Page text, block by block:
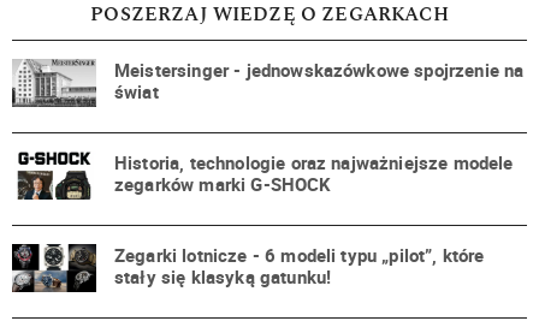
POSZERZAJ WIEDZĘ O ZEGARKACH
Meistersinger - jednowskazówkowe spojrzenie na
świat
Historia, technologie oraz najważniejsze modele
zegarków marki G-SHOCK
Zegarki lotnicze - 6 modeli typu „pilot”, które
stały się klasyką gatunku!